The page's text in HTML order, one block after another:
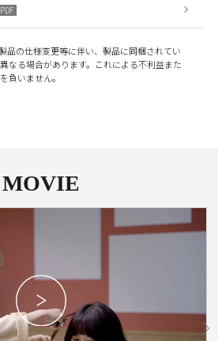
PDF
品の仕様変更等に伴い、製品に同梱されてい
なる場合があります。これによる不利益また
負いません。
MOVIE